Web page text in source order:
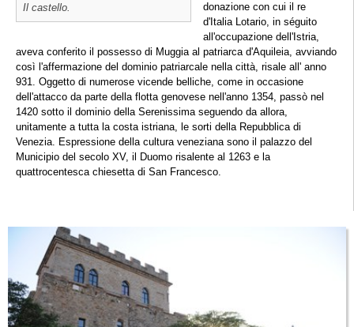
Il castello.
donazione con cui il re
d'Italia Lotario, in séguito
all'occupazione dell'Istria,
aveva conferito il possesso di Muggia al patriarca d'Aquileia, avviando
così l'affermazione del dominio patriarcale nella città, risale all' anno
931. Oggetto di numerose vicende belliche, come in occasione
dell'attacco da parte della flotta genovese nell'anno 1354, passò nel
1420 sotto il dominio della Serenissima seguendo da allora,
unitamente a tutta la costa istriana, le sorti della Repubblica di
Venezia. Espressione della cultura veneziana sono il palazzo del
Municipio del secolo XV, il Duomo risalente al 1263 e la
quattrocentesca chiesetta di San Francesco.